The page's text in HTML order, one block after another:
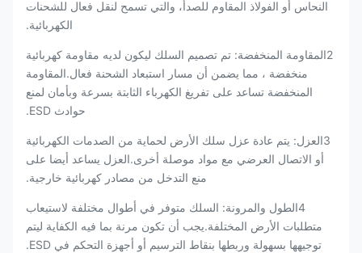
النحاس أو الفولاذ المقاوم للصدأ، والتي تسمح لنقل فعال للشحنات
الكهربائية.
2المقاومة المنخفضة: تم تصميم السلك ليكون لديه مقاومة كهربائية
منخفضة ، مما يضمن أن مسار استبعاد الشحنة فعال.المقاومة
المنخفضة تساعد على تفريغ الكهرباء الثابتة بسرعة وبأمان لمنع
حوادث ESD.
3العزل: يتم عادة عزل سلك الأرض لحماية من الصدمات الكهربائية
أو الاتصال العرضي مع مواد موصلة أخرى.العزل يساعد أيضا على
منع التدخل من مصادر كهربائية خارجية.
4الطول والمرونة: السلك متوفر في أطوال مختلفة لاستيعاب
متطلبات الأرض المختلفة.يجب أن تكون مرنة بما فيه الكفاية ليتم
توجيهها بسهولة وربطها بنقاط الترسيم أو أجهزة التحكم في ESD.